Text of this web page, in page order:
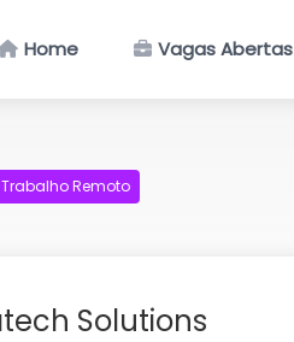
Home Vagas Abertas
Trabalho Remoto
Solutions